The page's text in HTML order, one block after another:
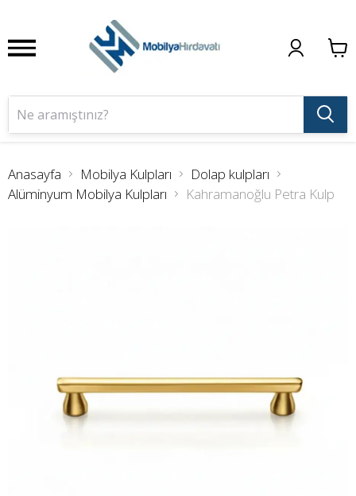
Anasayfa Mobilya Kulpları
Dolap kulpları
Alüminyum Mobilya Kulpları
Kahramanoğlu Petra Kulp